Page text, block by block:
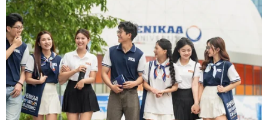
Đồng Nai cần chuyển dịch thu hút
đầu tư sang tổ chức chuỗi giá trị
07/08/2026 11:18
Có 50 cơ sở kiểm nghiệm được GACC
chấp nhận phục vụ xuất khẩu mít,